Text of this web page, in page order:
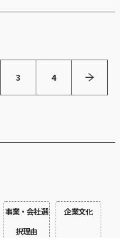
3 4
事業・会社選
択理由
企業文化